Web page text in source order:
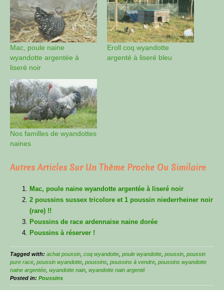
Mac, poule naine
wyandotte argentée à
liseré noir
Eroll coq wyandotte
argenté à liseré bleu
Nos familles de wyandottes
naines
Autres Articles Sur Un Thème Proche Ou Similaire
Mac, poule naine wyandotte argentée à liseré noir
2 poussins sussex tricolore et 1 poussin niederrheiner noir
(rare) !!
Poussins de race ardennaise naine dorée
Poussins à réserver !
Tagged with: achat poussin coq wyandotte poule wyandotte poussin poussin
pure race poussin wyandotte poussins poussins à vendre poussins wyandotte
naine argentée wyandotte nain wyandotte nain argenté
Posted in: Poussins